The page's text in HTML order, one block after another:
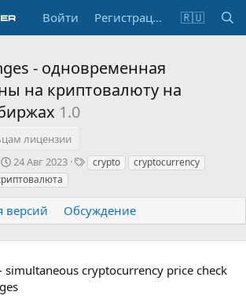
Войти Регистрация 🇷🇺
- одновременная
на криптовалюту на
1.0
лицензии
Д
а
т
с
а
н
24 Авг 2023
Т crypto
cryptocurrency
версий Обсуждение
simultaneous cryptocurrency price check